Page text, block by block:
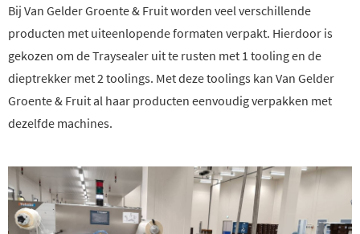
Bij Van Gelder Groente & Fruit worden veel verschillende
producten met uiteenlopende formaten verpakt. Hierdoor is
gekozen om de Traysealer uit te rusten met 1 tooling en de
dieptrekker met 2 toolings. Met deze toolings kan Van Gelder
Groente & Fruit al haar producten eenvoudig verpakken met
dezelfde machines.